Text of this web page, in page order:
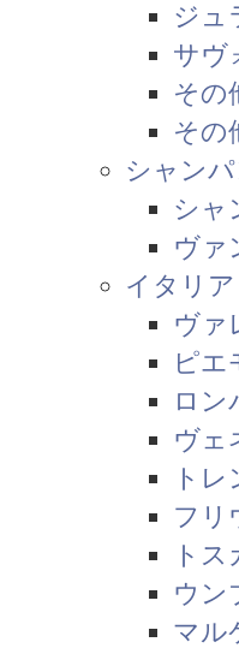
ジュ
サヴ
その
その
シャン
シャ
ヴァ
イタリア
ヴァ
ピエ
ロン
ヴェ
ト
フリ
ト
ウン
マル